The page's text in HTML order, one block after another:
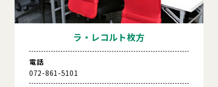
ラ・レコルト枚方
電話
072-861-5101